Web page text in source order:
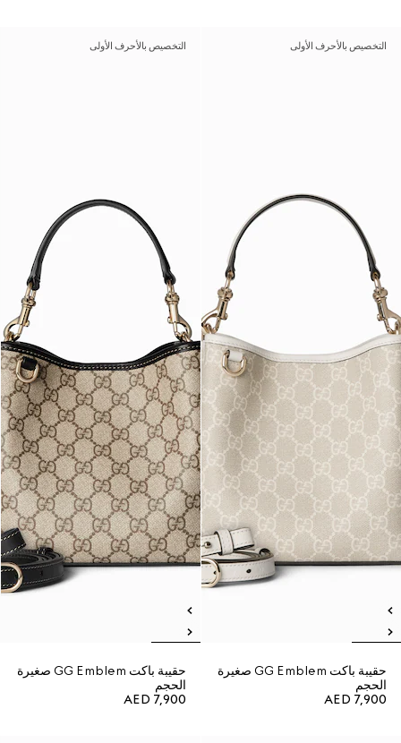
التخصيص بالأحرف الأولى
حقيبة باكت GG Emblem صغيرة
الحجم
AED 7,900
التخصيص بالأحرف الأولى
حقيبة باكت GG Emblem صغيرة
الحجم
AED 7,900